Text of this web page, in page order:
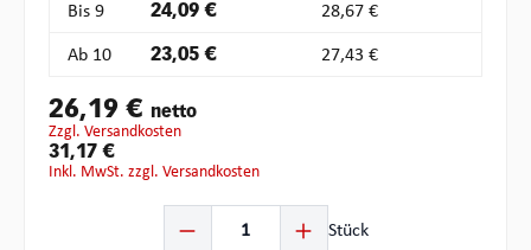
Bis 9 24,09 € 28,67 €
Ab 10 23,05 € 27,43 €
26,19 € netto
zzgl. Versandkosten
31,17 €
inkl. MwSt. zzgl. Versandkosten
Stück